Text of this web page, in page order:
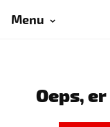
Menu
Oeps,